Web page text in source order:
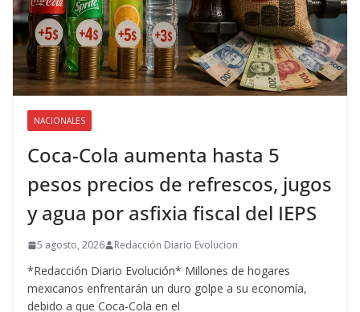
NACIONALES
Coca-Cola aumenta hasta 5
pesos precios de refrescos, jugos
y agua por asfixia fiscal del IEPS
5 agosto, 2026 Redacción Diario Evolucion
*Redacción Diario Evolución* Millones de hogares
mexicanos enfrentarán un duro golpe a su economía,
debido a que Coca-Cola en el